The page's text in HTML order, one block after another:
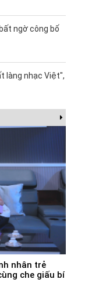
ngờ công bố
làng nhạc Việt",
nhân trẻ
che giấu bí